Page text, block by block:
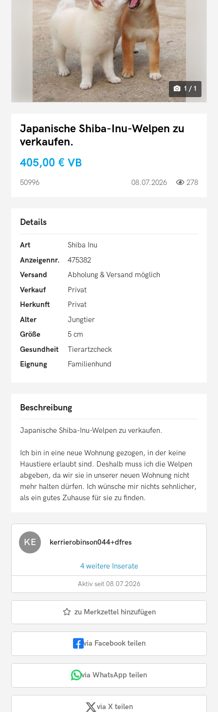
1 / 1
Japanische Shiba-Inu-Welpen zu
verkaufen.
405,00 € VB
50996 08.07.2026 278
Details
Art
Shiba Inu
Anzeigennr.
475382
Versand
Abholung & Versand möglich
Verkauf
Privat
Herkunft
Privat
Alter
Jungtier
Größe
5 cm
Gesundheit
Tierartzcheck
Eignung
Familienhund
Beschreibung
Japanische Shiba-Inu-Welpen zu verkaufen.
Ich bin in eine neue Wohnung gezogen, in der keine
Haustiere erlaubt sind. Deshalb muss ich die Welpen
abgeben, da wir sie in unserer neuen Wohnung nicht
mehr halten dürfen. Ich wünsche mir nichts sehnlicher,
als ein gutes Zuhause für sie zu finden.
KE kerrierobinson044+dfres
4 weitere Inserate
Aktiv seit 08.07.2026
zu Merkzettel hinzufügen
via Facebook teilen
via WhatsApp teilen
via X teilen